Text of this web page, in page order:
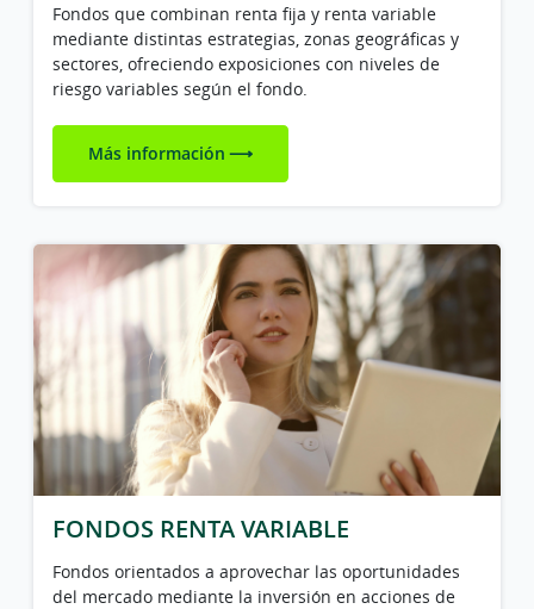
Fondos que combinan renta fija y renta variable
mediante distintas estrategias, zonas geográficas y
sectores, ofreciendo exposiciones con niveles de
riesgo variables según el fondo.
Más información
FONDOS RENTA VARIABLE
Fondos orientados a aprovechar las oportunidades
del mercado mediante la inversión en acciones de